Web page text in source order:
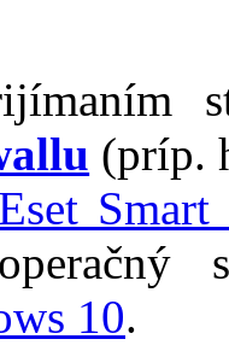
(príp.
Eset Smart
10.